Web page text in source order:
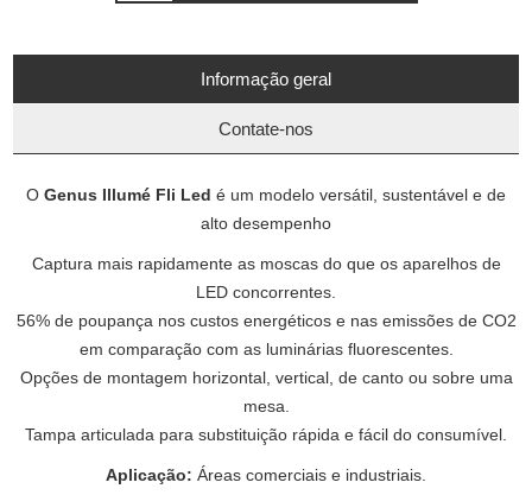
Informação geral
Contate-nos
O Genus Illumé Fli Led é um modelo versátil, sustentável e de
alto desempenho
Captura mais rapidamente as moscas do que os aparelhos de
LED concorrentes.
56% de poupança nos custos energéticos e nas emissões de CO2
em comparação com as luminárias fluorescentes.
Opções de montagem horizontal, vertical, de canto ou sobre uma
mesa.
Tampa articulada para substituição rápida e fácil do consumível.
Aplicação: Áreas comerciais e industriais.